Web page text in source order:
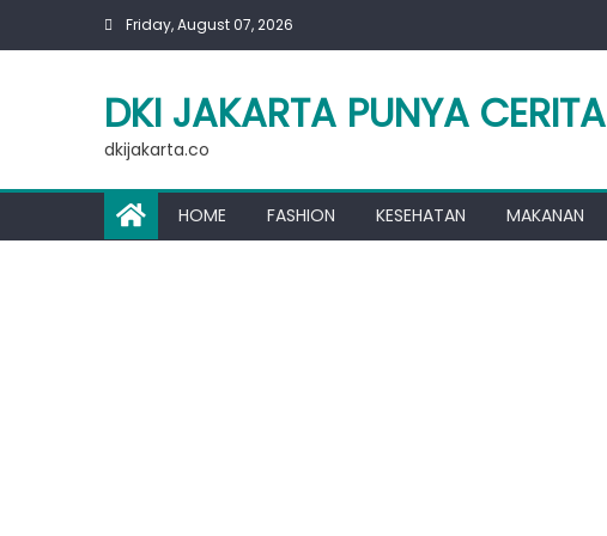
Friday, August 07, 2026
DKI JAKARTA PUNYA CERITA
dkijakarta.co
HOME FASHION KESEHATAN MAKANAN